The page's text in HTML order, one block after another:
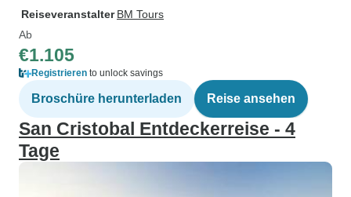
Reiseveranstalter BM Tours
Ab
€1.105
Registrieren to unlock savings
Broschüre herunterladen Reise ansehen
San Cristobal Entdeckerreise - 4
Tage